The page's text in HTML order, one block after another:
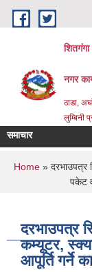
Skip to main content
शितगंगा
नगर
ठाडा,
लुम्बिनी
समाचार
You are
Home» दरभाउपत्र
पकेट
दरभाउपत्र
कम्यूटर,
आपूर्ति गर्ने